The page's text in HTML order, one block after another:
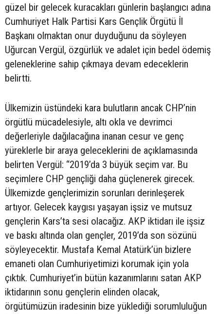
güzel bir gelecek kuracakları günlerin başlangıcı adına
Cumhuriyet Halk Partisi Kars Gençlik Örgütü İl
Başkanı olmaktan onur duyduğunu da söyleyen
Uğurcan Vergül, özgürlük ve adalet için bedel ödemiş
geleneklerine sahip çıkmaya devam edeceklerin
belirtti.
Ülkemizin üstündeki kara bulutların ancak CHP’nin
örgütlü mücadelesiyle, altı okla ve devrimci
değerleriyle dağılacağına inanan cesur ve genç
yüreklerle bir araya geleceklerini de açıklamasında
belirten Vergül: “2019’da 3 büyük seçim var. Bu
seçimlere CHP gençliği daha güçlenerek girecek.
Ülkemizde gençlerimizin sorunları derinleşerek
artıyor. Gelecek kaygısı yaşayan işsiz ve mutsuz
gençlerin Kars’ta sesi olacağız. AKP iktidarı ile işsiz
ve baskı altında olan gençler, 2019’da son sözünü
söyleyecektir. Mustafa Kemal Atatürk’ün bizlere
emaneti olan Cumhuriyetimizi korumak için yola
çıktık. Cumhuriyet’in bütün kazanımlarını satan AKP
iktidarının sonu gençlerin elinden olacak,
örgütümüzün iradesinin bize yüklediği sorumluluğun